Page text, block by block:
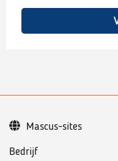
Bedrijf
Mascus-sites